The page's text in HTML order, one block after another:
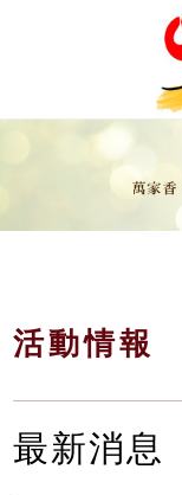
活動情報
最新消息